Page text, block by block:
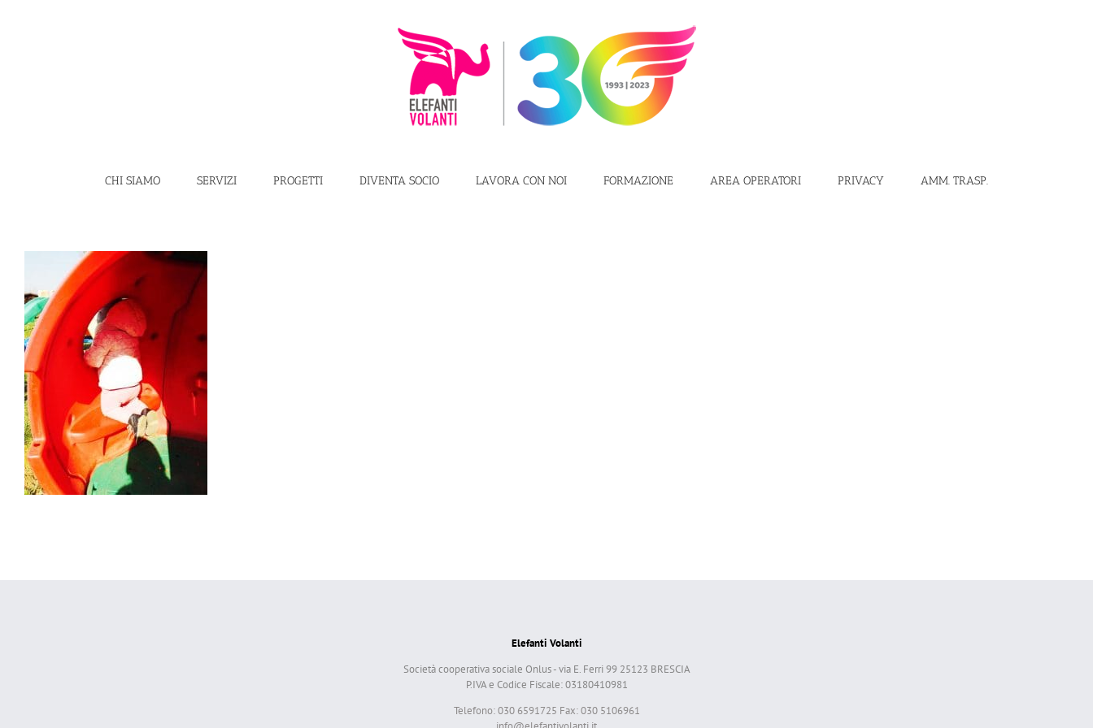
CHI SIAMO SERVIZI PROGETTI DIVENTA SOCIO LAVORA CON NOI FORMAZIONE AREA OPERATORI PRIVACY AMM. TRASP.
Elefanti Volanti
Società cooperativa sociale Onlus - via E. Ferri 99 25123 BRESCIA
P.IVA e Codice Fiscale: 03180410981
Telefono: 030 6591725 Fax: 030 5106961